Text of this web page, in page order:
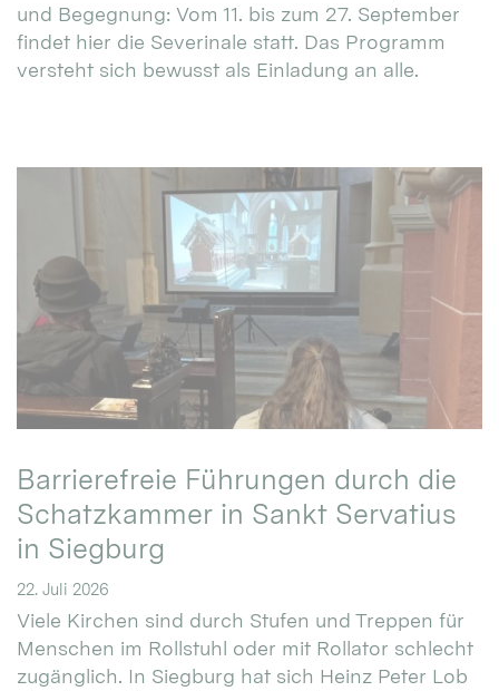
und Begegnung: Vom 11. bis zum 27. September
findet hier die Severinale statt. Das Programm
versteht sich bewusst als Einladung an alle.
Barrierefreie Führungen durch die
Schatzkammer in Sankt Servatius
in Siegburg
22. Juli 2026
Viele Kirchen sind durch Stufen und Treppen für
Menschen im Rollstuhl oder mit Rollator schlecht
zugänglich. In Siegburg hat sich Heinz Peter Lob